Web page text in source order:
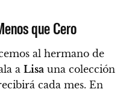
que Cero
al hermano de
a Lisa una colección
cada mes. En